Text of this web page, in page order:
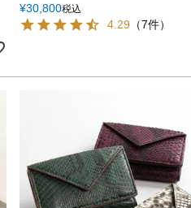
¥30,800税込
4.29 （7件）